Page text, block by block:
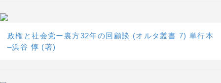
政権と社会党ー裏方32年の回顧談 (オルタ叢書 7) 単行本
–浜谷 惇 (著)